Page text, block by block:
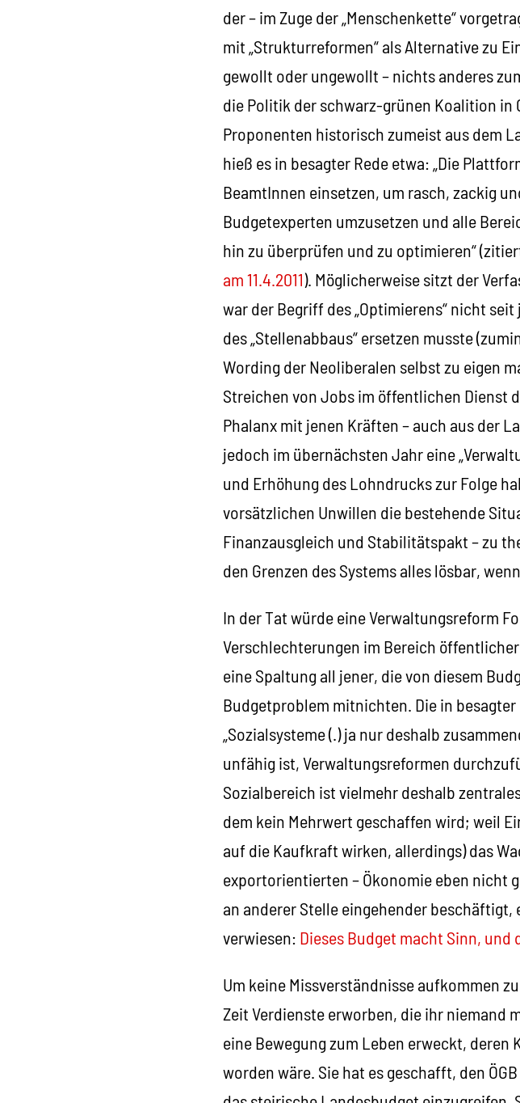
der – im Zuge der „Menschenkette“
mit „Strukturreformen“ als Alternative zu
gewollt oder ungewollt – nichts anderes
die Politik der schwarz-grünen Koalition
Proponenten historisch zumeist aus dem
hieß es in besagter Rede etwa: „Die
BeamtInnen einsetzen, um rasch, zackig
Budgetexperten umzusetzen und alle
hin zu überprüfen und zu optimieren“
am 11.4.2011). Möglicherweise sitzt der
war der Begriff des „Optimierens“ nicht
des „Stellenabbaus“ ersetzen musste
Wording der Neoliberalen selbst zu eigen
Streichen von Jobs im öffentlichen Dienst
Phalanx mit jenen Kräften – auch aus der
jedoch im übernächsten Jahr eine
und Erhöhung des Lohndrucks zur Folge
vorsätzlichen Unwillen die bestehende
Finanzausgleich und Stabilitätspakt – zu
den Grenzen des Systems alles lösbar,
In der Tat würde eine Verwaltungsreform
Verschlechterungen im Bereich
eine Spaltung all jener, die von diesem
Budgetproblem mitnichten. Die in
„Sozialsysteme (.) ja nur deshalb
unfähig ist, Verwaltungsreformen
Sozialbereich ist vielmehr deshalb
dem kein Mehrwert geschaffen wird; weil
auf die Kaufkraft wirken, allerdings) das
exportorientierten – Ökonomie eben nicht
an anderer Stelle eingehender beschäftigt,
verwiesen: Dieses Budget macht Sinn, und
Um keine Missverständnisse aufkommen
Zeit Verdienste erworben, die ihr niemand
eine Bewegung zum Leben erweckt,
worden wäre. Sie hat es geschafft, den